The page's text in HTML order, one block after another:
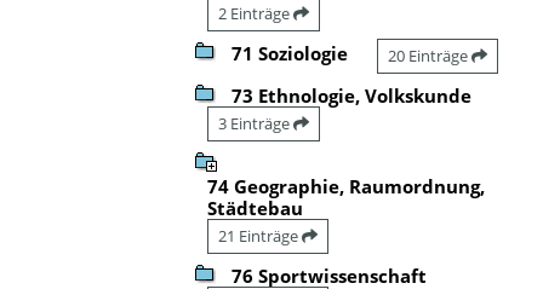
2 Einträge
71 Soziologie 20 Einträge
73 Ethnologie, Volkskunde
3 Einträge
74 Geographie, Raumordnung,
Städtebau
21 Einträge
76 Sportwissenschaft